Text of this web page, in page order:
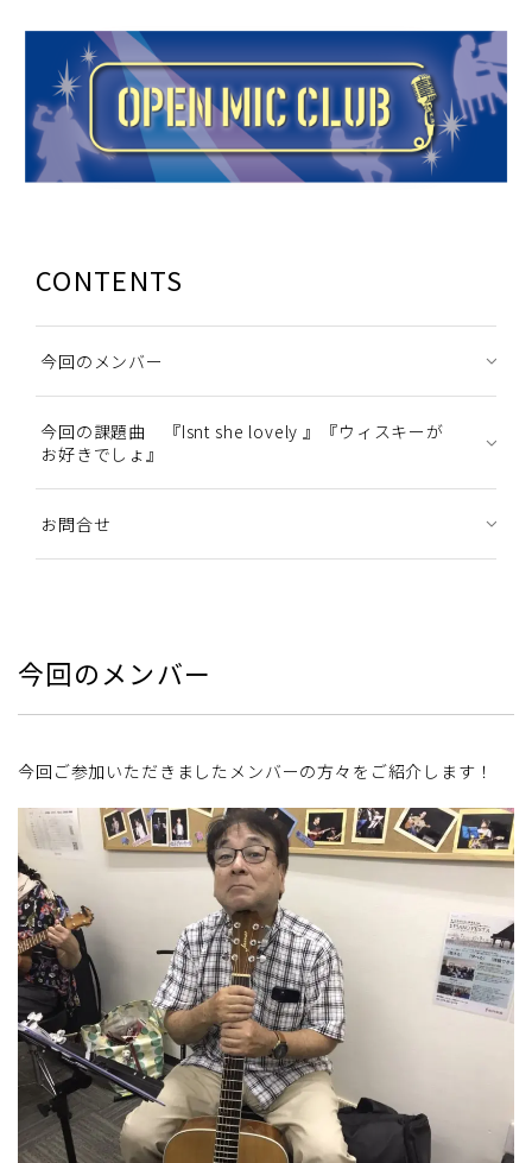
CONTENTS
今回のメンバー
今回の課題曲 『Isnt she lovely 』『ウィスキーが
お好きでしょ』
お問合せ
今回のメンバー
今回ご参加いただきましたメンバーの方々をご紹介します！